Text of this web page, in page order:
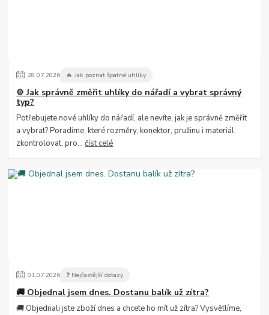
28.07.2026 🔥 Jak poznat špatné uhlíky
⚙️ Jak správně změřit uhlíky do nářadí a vybrat správný
typ?
Potřebujete nové uhlíky do nářadí, ale nevíte, jak je správně změřit
a vybrat? Poradíme, které rozměry, konektor, pružinu i materiál
zkontrolovat, pro...číst celé
01.07.2026 ❓ Nejčastější dotazy
🚚 Objednal jsem dnes. Dostanu balík už zítra?
🚚 Objednali jste zboží dnes a chcete ho mít už zítra? Vysvětlíme,